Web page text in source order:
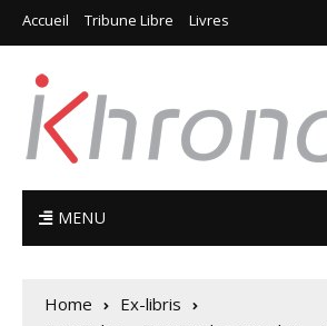
Accueil Tribune Libre Livres
MENU
Home
Ex-libris